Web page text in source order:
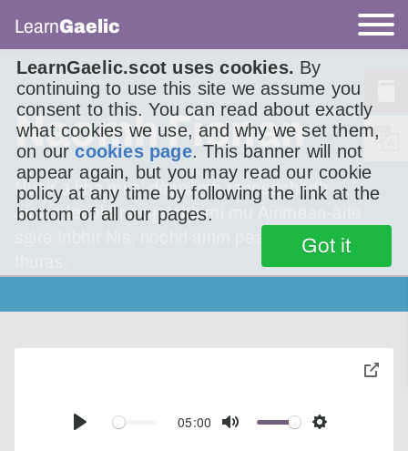
LearnGaelic.scot uses cookies. By
continuing to use this site we assume you
consent to this. You can read about exactly
what cookies we use, and why we set them,
on ourcookies page. This banner will not
appear again, but you may read our cookie
policy at any time by following the link at the
bottom of all our pages.
Got it
LearnGaelic
Naomh Fìonan
Nuair a bha mi a’ dèanamh rannsachadh
airson leabhar a sgrìobh mi mu Ainmean-àite
sgìre Inbhir Nis, nochd ainm pears-eaglais dà
Play
05:00
Mute Settings
toggle